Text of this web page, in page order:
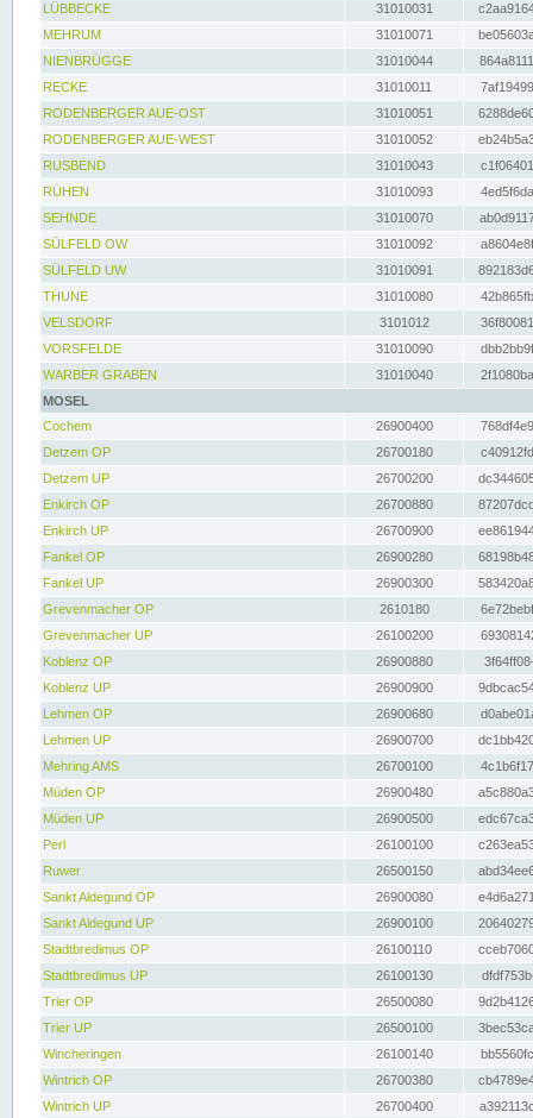
LÜBBECKE
31010031
MEHRUM
31010071
NIENBRÜGGE
31010044
RECKE
31010011
RODENBERGER AUE-OST
31010051
RODENBERGER AUE-WEST
31010052
RUSBEND
31010043
RÜHEN
31010093
SEHNDE
31010070
SÜLFELD OW
31010092
SÜLFELD UW
31010091
THUNE
31010080
VELSDORF
3101012
VORSFELDE
31010090
WARBER GRABEN
31010040
MOSEL
Cochem
26900400
Detzem OP
26700180
Detzem UP
26700200
Enkirch OP
26700880
Enkirch UP
26700900
Fankel OP
26900280
Fankel UP
26900300
Grevenmacher OP
2610180
Grevenmacher UP
26100200
Koblenz OP
26900880
Koblenz UP
26900900
Lehmen OP
26900680
Lehmen UP
26900700
Mehring AMS
26700100
Müden OP
26900480
Müden UP
26900500
Perl
26100100
Ruwer
26500150
Sankt Aldegund OP
26900080
Sankt Aldegund UP
26900100
Stadtbredimus OP
26100110
Stadtbredimus UP
26100130
Trier OP
26500080
Trier UP
26500100
Wincheringen
26100140
Wintrich OP
26700380
Wintrich UP
26700400